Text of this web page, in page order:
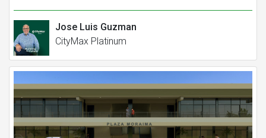
Jose Luis Guzman
CityMax Platinum